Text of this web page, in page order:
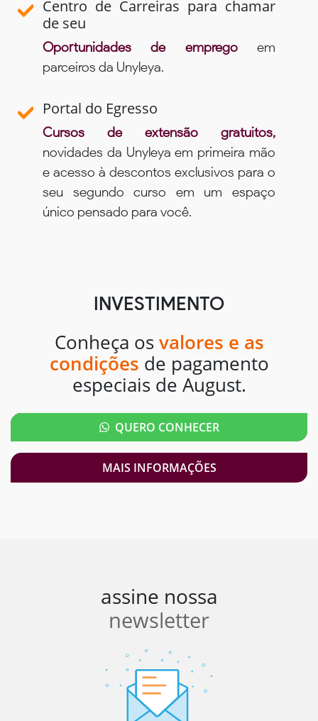
Centro de Carreiras para chamar
de seu
Oportunidades de empregoem
parceiros da Unyleya.
Portal do Egresso
Cursos de extensão gratuitos,
novidades da Unyleya em primeira mão
e acesso à descontos exclusivos para o
seu segundo curso em um espaço
único pensado para você.
INVESTIMENTO
Conheça os valores e as
condições de pagamento
especiais de August.
QUERO CONHECER
MAIS INFORMAÇÕES
assine nossa
newsletter